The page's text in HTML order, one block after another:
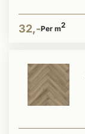
32,-Per m2